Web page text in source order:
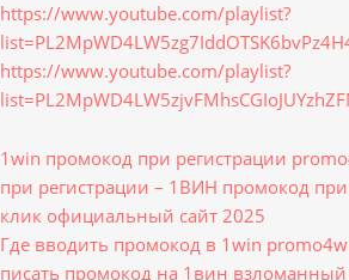
https://www.youtube.com/playlist?
https://www.youtube.com/playlist?
1win промокод при регистрации
при регистрации – 1ВИН промокод
клик официальный сайт 2025
Где вводить промокод в 1win
писать промокод на 1вин взломанный